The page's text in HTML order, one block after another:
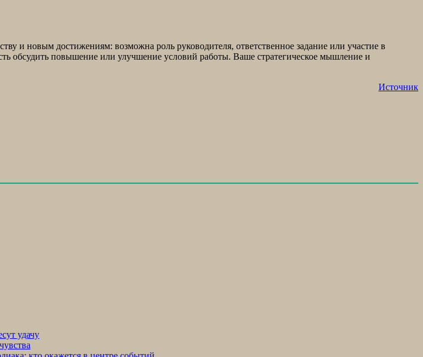
и новым достижениям: возможна роль руководителя, ответственное задание или участие в
обсудить повышение или улучшение условий работы. Ваше стратегическое мышление и
Источник
удачу